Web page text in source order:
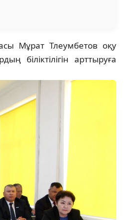
Мұрат Тлеумбетов оқу
біліктілігін арттыруға